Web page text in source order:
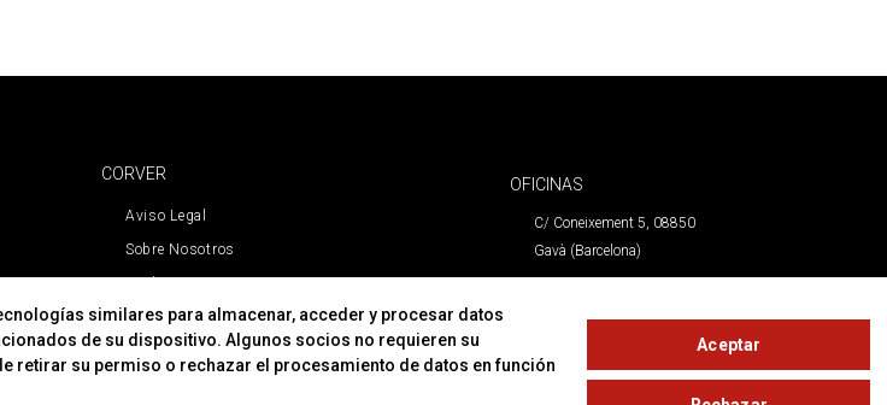
CORVER
Aviso Legal
Sobre Nosotros
Política De Privacidad
OFICINAS
C/ Coneixement 5, 08850
Gavà (Barcelona)
corver@corver.es
similares para almacenar, acceder y procesar datos
de su dispositivo. Algunos socios no requieren su
retirar su permiso o rechazar el procesamiento de datos en función
Aceptar